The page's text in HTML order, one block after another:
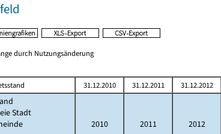
durch Nutzungsänderung
31.12.2010 31.12.2011 31.12.2012
Stadt
2010 2011 2012